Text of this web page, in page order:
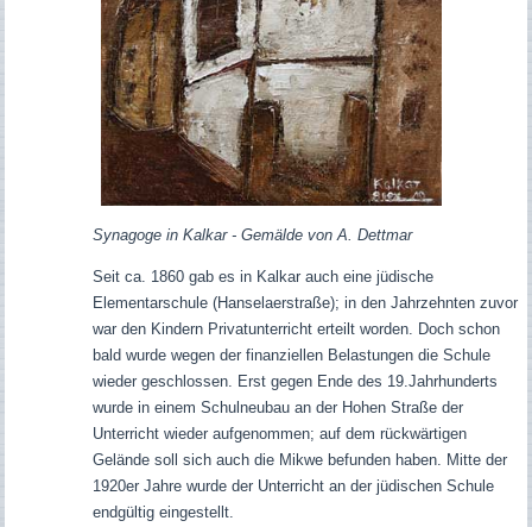
Synagoge in Kalkar - Gemälde von A. Dettmar
Seit ca. 1860 gab es in Kalkar auch eine jüdische
Elementarschule (Hanselaerstraße); in den Jahrzehnten zuvor
war den Kindern Privatunterricht erteilt worden. Doch schon
bald wurde wegen der finanziellen Belastungen die Schule
wieder geschlossen. Erst gegen Ende des 19.Jahrhunderts
wurde in einem Schulneubau an der Hohen Straße der
Unterricht wieder aufgenommen; auf dem rückwärtigen
Gelände soll sich auch die Mikwe befunden haben. Mitte der
1920er Jahre wurde der Unterricht an der jüdischen Schule
endgültig eingestellt.